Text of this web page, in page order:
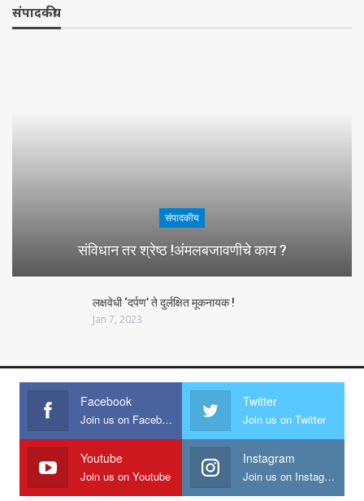
संपादकीय
संपादकीय
संविधान तर श्रेष्ठ !अंमलबजावणीचे काय ?
लक्षवेधी ‘दर्पण’ ते दुर्लक्षित मूकनायक !
Jan 7, 2023
Facebook
Join us on Facebook
Twitter
Join us on Twitter
Youtube
Join us on Youtube
Instagram
Join us on Instagram